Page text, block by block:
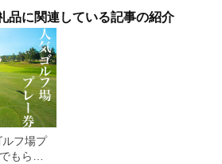
品に関連している記事の紹介
ルフ場プ
もらえ